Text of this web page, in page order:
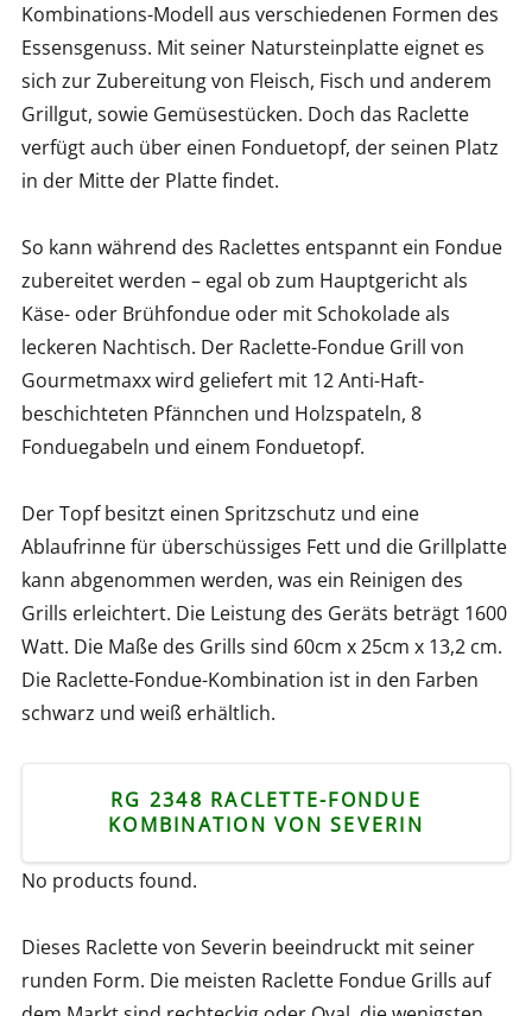
Kombinations-Modell aus verschiedenen Formen des
Essensgenuss. Mit seiner Natursteinplatte eignet es
sich zur Zubereitung von Fleisch, Fisch und anderem
Grillgut, sowie Gemüsestücken. Doch das Raclette
verfügt auch über einen Fonduetopf, der seinen Platz
in der Mitte der Platte findet.
So kann während des Raclettes entspannt ein Fondue
zubereitet werden – egal ob zum Hauptgericht als
Käse- oder Brühfondue oder mit Schokolade als
leckeren Nachtisch. Der Raclette-Fondue Grill von
Gourmetmaxx wird geliefert mit 12 Anti-Haft-
beschichteten Pfännchen und Holzspateln, 8
Fonduegabeln und einem Fonduetopf.
Der Topf besitzt einen Spritzschutz und eine
Ablaufrinne für überschüssiges Fett und die Grillplatte
kann abgenommen werden, was ein Reinigen des
Grills erleichtert. Die Leistung des Geräts beträgt 1600
Watt. Die Maße des Grills sind 60cm x 25cm x 13,2 cm.
Die Raclette-Fondue-Kombination ist in den Farben
schwarz und weiß erhältlich.
RG 2348 RACLETTE-FONDUE
KOMBINATION VON SEVERIN
No products found.
Dieses Raclette von Severin beeindruckt mit seiner
runden Form. Die meisten Raclette Fondue Grills auf